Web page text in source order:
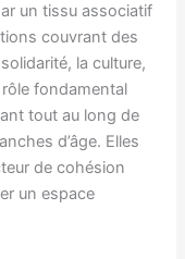
un tissu associatif
couvrant des
la culture,
fondamental
tout au long de
d’âge. Elles
de cohésion
un espace